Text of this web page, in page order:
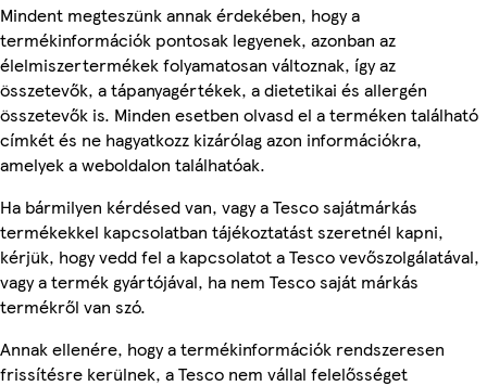
Mindent megteszünk annak érdekében, hogy a
termékinformációk pontosak legyenek, azonban az
élelmiszertermékek folyamatosan változnak, így az
összetevők, a tápanyagértékek, a dietetikai és allergén
összetevők is. Minden esetben olvasd el a terméken található
címkét és ne hagyatkozz kizárólag azon információkra,
amelyek a weboldalon találhatóak.
Ha bármilyen kérdésed van, vagy a Tesco sajátmárkás
termékekkel kapcsolatban tájékoztatást szeretnél kapni,
kérjük, hogy vedd fel a kapcsolatot a Tesco vevőszolgálatával,
vagy a termék gyártójával, ha nem Tesco saját márkás
termékről van szó.
Annak ellenére, hogy a termékinformációk rendszeresen
frissítésre kerülnek, a Tesco nem vállal felelősséget